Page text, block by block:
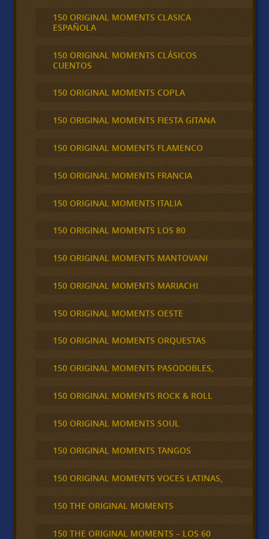
150 ORIGINAL MOMENTS CLASICA
ESPAÑOLA
150 ORIGINAL MOMENTS CLÁSICOS
CUENTOS
150 ORIGINAL MOMENTS COPLA
150 ORIGINAL MOMENTS FIESTA GITANA
150 ORIGINAL MOMENTS FLAMENCO
150 ORIGINAL MOMENTS FRANCIA
150 ORIGINAL MOMENTS ITALIA
150 ORIGINAL MOMENTS LOS 80
150 ORIGINAL MOMENTS MANTOVANI
150 ORIGINAL MOMENTS MARIACHI
150 ORIGINAL MOMENTS OESTE
150 ORIGINAL MOMENTS ORQUESTAS
150 ORIGINAL MOMENTS PASODOBLES,
150 ORIGINAL MOMENTS ROCK & ROLL
150 ORIGINAL MOMENTS SOUL
150 ORIGINAL MOMENTS TANGOS
150 ORIGINAL MOMENTS VOCES LATINAS,
150 THE ORIGINAL MOMENTS
150 THE ORIGINAL MOMENTS – LOS 60